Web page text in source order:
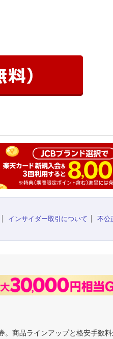
インサイダー取引について
不公
商品ラインアップと格安手数